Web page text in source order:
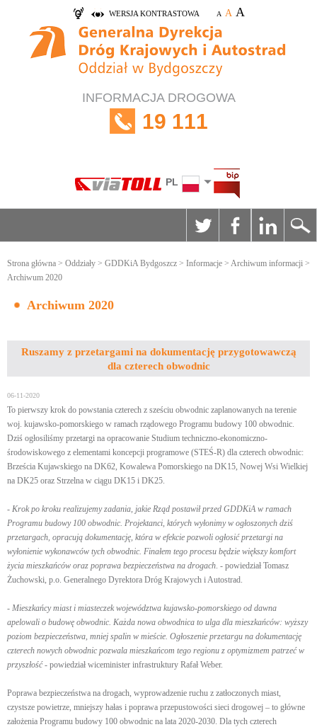
WERSJA KONTRASTOWA A A A
INFORMACJA DROGOWA
19 111
PL
Strona główna > Oddziały > GDDKiA Bydgoszcz > Informacje > Archiwum informacji >
Archiwum 2020
Archiwum 2020
Ruszamy z przetargami na dokumentację przygotowawczą
dla czterech obwodnic
06-11-2020
To pierwszy krok do powstania czterech z sześciu obwodnic zaplanowanych na terenie
woj. kujawsko-pomorskiego w ramach rządowego Programu budowy 100 obwodnic.
Dziś ogłosiliśmy przetargi na opracowanie Studium techniczno-ekonomiczno-
środowiskowego z elementami koncepcji programowe (STEŚ-R) dla czterech obwodnic:
Brześcia Kujawskiego na DK62, Kowalewa Pomorskiego na DK15, Nowej Wsi Wielkiej
na DK25 oraz Strzelna w ciągu DK15 i DK25.
- Krok po kroku realizujemy zadania, jakie Rząd postawił przed GDDKiA w ramach
Programu budowy 100 obwodnic. Projektanci, których wyłonimy w ogłoszonych dziś
przetargach, opracują dokumentację, która w efekcie pozwoli ogłosić przetargi na
wyłonienie wykonawców tych obwodnic. Finałem tego procesu będzie większy komfort
życia mieszkańców oraz poprawa bezpieczeństwa na drogach. - powiedział Tomasz
Żuchowski, p.o. Generalnego Dyrektora Dróg Krajowych i Autostrad.
- Mieszkańcy miast i miasteczek województwa kujawsko-pomorskiego od dawna
apelowali o budowę obwodnic. Każda nowa obwodnica to ulga dla mieszkańców: wyższy
poziom bezpieczeństwa, mniej spalin w mieście. Ogłoszenie przetargu na dokumentację
czterech nowych obwodnic pozwala mieszkańcom tego regionu z optymizmem patrzeć w
przyszłość- powiedział wiceminister infrastruktury Rafał Weber.
Poprawa bezpieczeństwa na drogach, wyprowadzenie ruchu z zatłoczonych miast,
czystsze powietrze, mniejszy hałas i poprawa przepustowości sieci drogowej – to główne
założenia Programu budowy 100 obwodnic na lata 2020-2030. Dla tych czterech